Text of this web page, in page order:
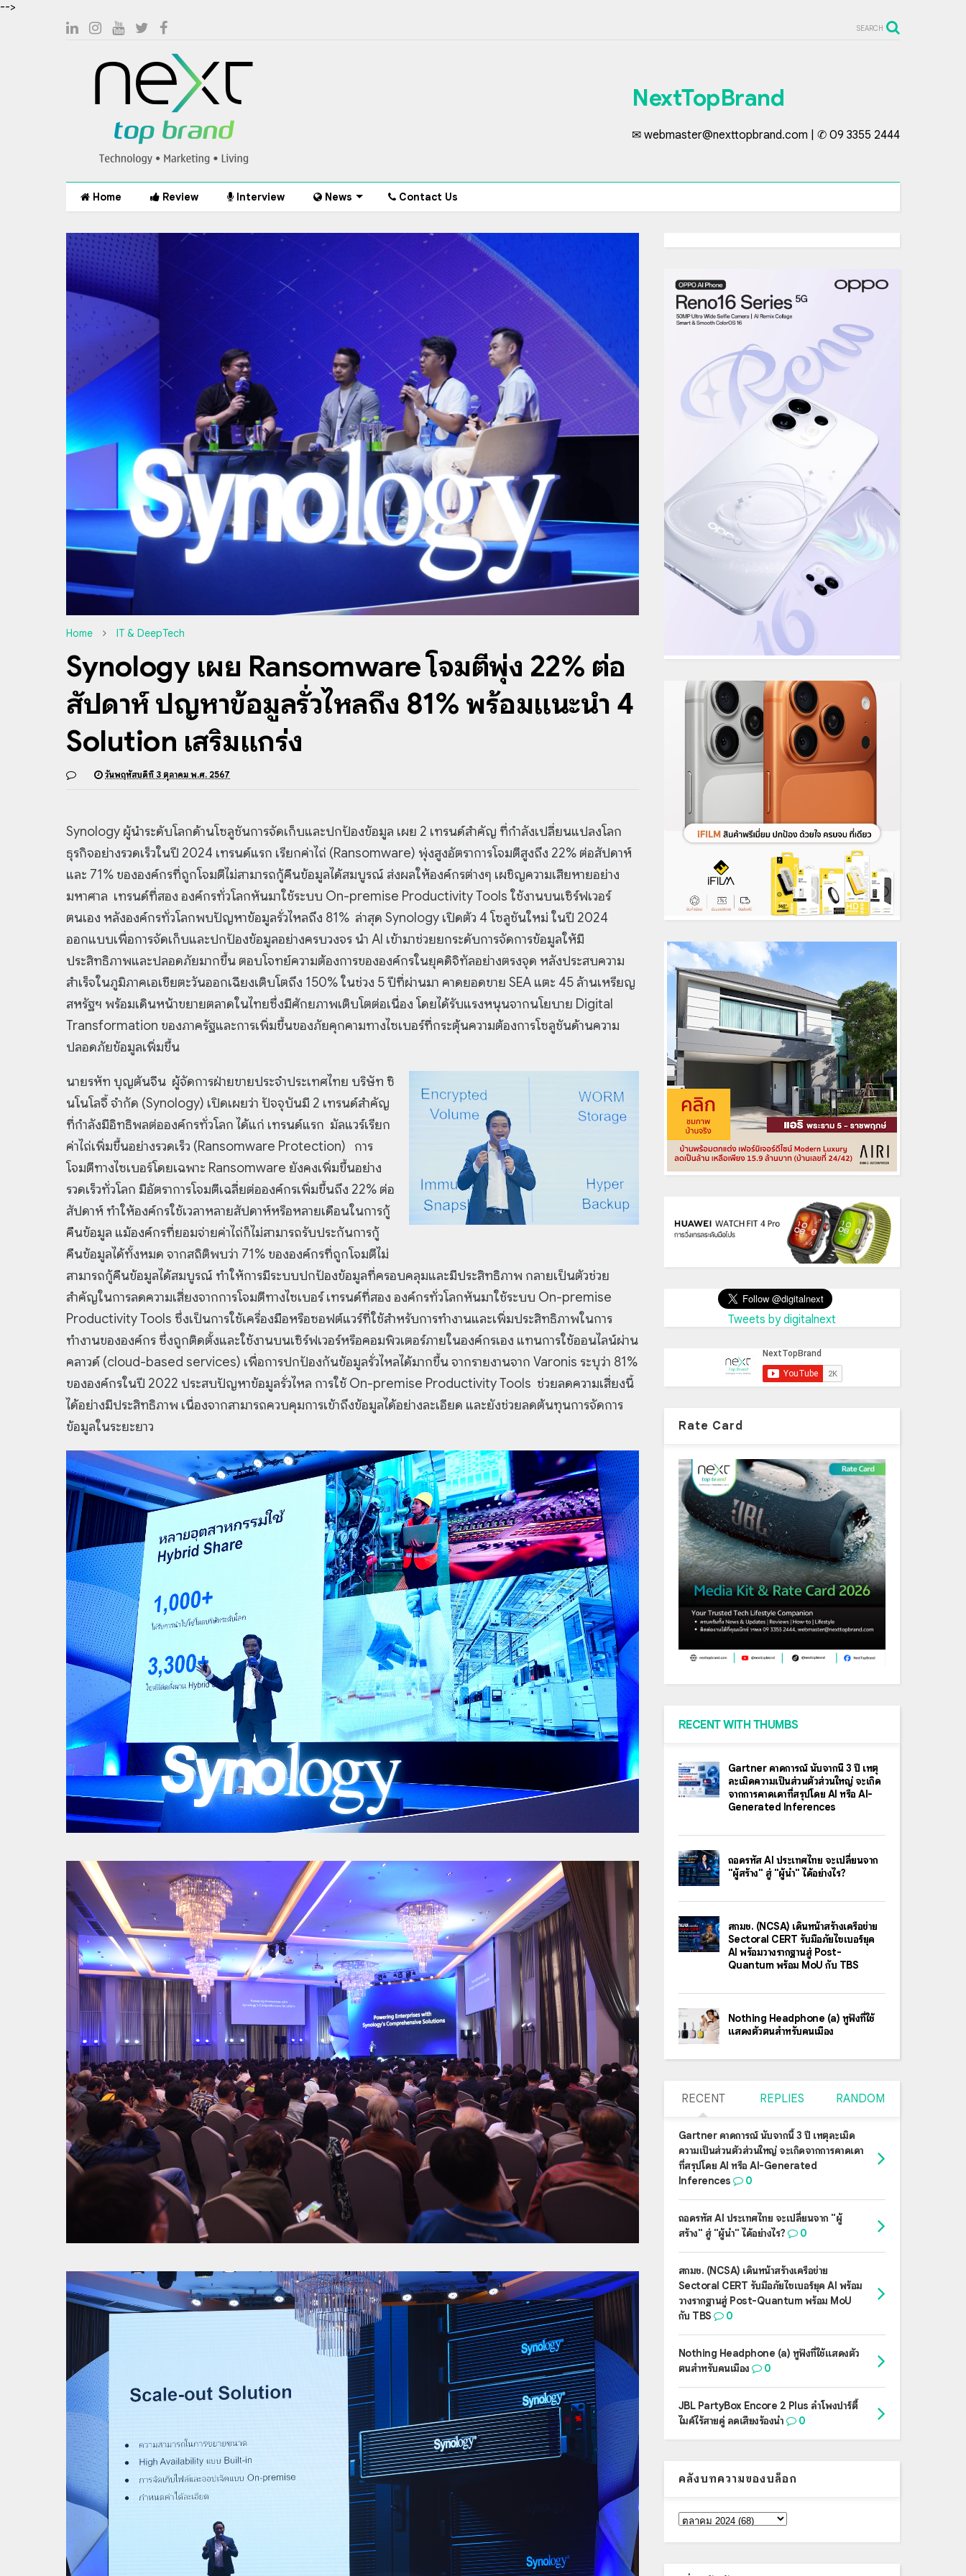
-->
SEARCH
NextTopBrand
✉ webmaster@nexttopbrand.com | ✆ 09 3355 2444
Home Review Interview News Contact Us
Home IT & DeepTech
Synology เผย Ransomware โจมตีพุ่ง 22% ต่อ
สัปดาห์ ปัญหาข้อมูลรั่วไหลถึง 81% พร้อมแนะนำ 4
Solution เสริมแกร่ง
วันพฤหัสบดีที่ 3 ตุลาคม พ.ศ. 2567
Synology ผู้นำระดับโลกด้านโซลูชันการจัดเก็บและปกป้องข้อมูล เผย 2 เทรนด์สำคัญ ที่กำลังเปลี่ยนแปลงโลก
ธุรกิจอย่างรวดเร็วในปี 2024 เทรนด์แรก เรียกค่าไถ่ (Ransomware) พุ่งสูงอัตราการโจมตีสูงถึง 22% ต่อสัปดาห์
และ 71% ขององค์กรที่ถูกโจมตีไม่สามารถกู้คืนข้อมูลได้สมบูรณ์ ส่งผลให้องค์กรต่างๆ เผชิญความเสียหายอย่าง
มหาศาล เทรนด์ที่สอง องค์กรทั่วโลกหันมาใช้ระบบ On-premise Productivity Tools ใช้งานบนเซิร์ฟเวอร์
ตนเอง หลังองค์กรทั่วโลกพบปัญหาข้อมูลรั่วไหลถึง 81% ล่าสุด Synology เปิดตัว 4 โซลูชันใหม่ ในปี 2024
ออกแบบเพื่อการจัดเก็บและปกป้องข้อมูลอย่างครบวงจร นำ AI เข้ามาช่วยยกระดับการจัดการข้อมูลให้มี
ประสิทธิภาพและปลอดภัยมากขึ้น ตอบโจทย์ความต้องการขององค์กรในยุคดิจิทัลอย่างตรงจุด หลังประสบความ
สำเร็จในภูมิภาคเอเชียตะวันออกเฉียงเติบโตถึง 150% ในช่วง 5 ปีที่ผ่านมา คาดยอดขาย SEA แตะ 45 ล้านเหรียญ
สหรัฐฯ พร้อมเดินหน้าขยายตลาดในไทยซึ่งมีศักยภาพเติบโตต่อเนื่อง โดยได้รับแรงหนุนจากนโยบาย Digital
Transformation ของภาครัฐและการเพิ่มขึ้นของภัยคุกคามทางไซเบอร์ที่กระตุ้นความต้องการโซลูชันด้านความ
ปลอดภัยข้อมูลเพิ่มขึ้น
นายรหัท บุญตันจีน ผู้จัดการฝ่ายขายประจำประเทศไทย บริษัท ซิ
นโนโลจี้ จำกัด (Synology) เปิดเผยว่า ปัจจุบันมี 2 เทรนด์สำคัญ
ที่กำลังมีอิทธิพลต่อองค์กรทั่วโลก ได้แก่ เทรนด์แรก มัลแวร์เรียก
ค่าไถ่เพิ่มขึ้นอย่างรวดเร็ว (Ransomware Protection) การ
โจมตีทางไซเบอร์โดยเฉพาะ Ransomware ยังคงเพิ่มขึ้นอย่าง
รวดเร็วทั่วโลก มีอัตราการโจมตีเฉลี่ยต่อองค์กรเพิ่มขึ้นถึง 22% ต่อ
สัปดาห์ ทำให้องค์กรใช้เวลาหลายสัปดาห์หรือหลายเดือนในการกู้
คืนข้อมูล แม้องค์กรที่ยอมจ่ายค่าไถ่ก็ไม่สามารถรับประกันการกู้
คืนข้อมูลได้ทั้งหมด จากสถิติพบว่า 71% ขององค์กรที่ถูกโจมตีไม่
สามารถกู้คืนข้อมูลได้สมบูรณ์ ทำให้การมีระบบปกป้องข้อมูลที่ครอบคลุมและมีประสิทธิภาพ กลายเป็นตัวช่วย
สำคัญในการลดความเสี่ยงจากการโจมตีทางไซเบอร์ เทรนด์ที่สอง องค์กรทั่วโลกหันมาใช้ระบบ On-premise
Productivity Tools ซึ่งเป็นการใช้เครื่องมือหรือซอฟต์แวร์ที่ใช้สำหรับการทำงานและเพิ่มประสิทธิภาพในการ
ทำงานขององค์กร ซึ่งถูกติดตั้งและใช้งานบนเซิร์ฟเวอร์หรือคอมพิวเตอร์ภายในองค์กรเอง แทนการใช้ออนไลน์ผ่าน
คลาวด์ (cloud-based services) เพื่อการปกป้องกันข้อมูลรั่วไหลได้มากขึ้น จากรายงานจาก Varonis ระบุว่า 81%
ขององค์กรในปี 2022 ประสบปัญหาข้อมูลรั่วไหล การใช้ On-premise Productivity Tools ช่วยลดความเสี่ยงนี้
ได้อย่างมีประสิทธิภาพ เนื่องจากสามารถควบคุมการเข้าถึงข้อมูลได้อย่างละเอียด และยังช่วยลดต้นทุนการจัดการ
ข้อมูลในระยะยาว
Tweets by digitalnext
Rate Card
RECENT WITH THUMBS
Gartner คาดการณ์ นับจากนี้ 3 ปี เหตุ
ละเมิดความเป็นส่วนตัวส่วนใหญ่ จะเกิด
จากการคาดเดาที่สรุปโดย AI หรือ AI-
Generated Inferences
ถอดรหัส AI ประเทศไทย จะเปลี่ยนจาก
"ผู้สร้าง" สู่ "ผู้นำ" ได้อย่างไร?
สกมช. (NCSA) เดินหน้าสร้างเครือข่าย
Sectoral CERT รับมือภัยไซเบอร์ยุค
AI พร้อมวางรากฐานสู่ Post-
Quantum พร้อม MoU กับ TBS
Nothing Headphone (a) หูฟังที่ใช้
แสดงตัวตนสำหรับคนเมือง
RECENT REPLIES RANDOM
Gartner คาดการณ์ นับจากนี้ 3 ปี เหตุละเมิด
ความเป็นส่วนตัวส่วนใหญ่ จะเกิดจากการคาดเดา
ที่สรุปโดย AI หรือ AI-Generated
Inferences
0
ถอดรหัส AI ประเทศไทย จะเปลี่ยนจาก "ผู้
สร้าง" สู่ "ผู้นำ" ได้อย่างไร?
0
สกมช. (NCSA) เดินหน้าสร้างเครือข่าย
Sectoral CERT รับมือภัยไซเบอร์ยุค AI พร้อม
วางรากฐานสู่ Post-Quantum พร้อม MoU
กับ TBS
0
Nothing Headphone (a) หูฟังที่ใช้แสดงตัว
ตนสำหรับคนเมือง
0
JBL PartyBox Encore 2 Plus ลำโพงปาร์ตี้
ไมค์ไร้สายคู่ ลดเสียงร้องนำ
0
คลังบทความของบล็อก